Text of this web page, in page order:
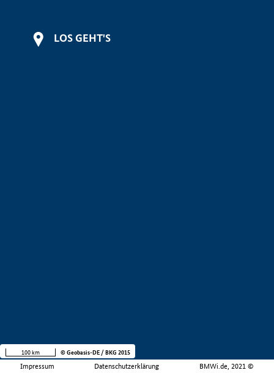
LOS GEHT'S
Impressum Datenschutzerklärung BMWi.de, 2021 ©
100 km © Geobasis-DE / BKG 2015